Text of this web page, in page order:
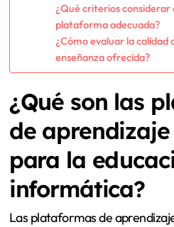
¿Qué criterios considerar
plataforma adecuada?
¿Cómo evaluar la calidad
enseñanza ofrecida?
¿Qué son las
de
para la
informática?
Las plataformas de